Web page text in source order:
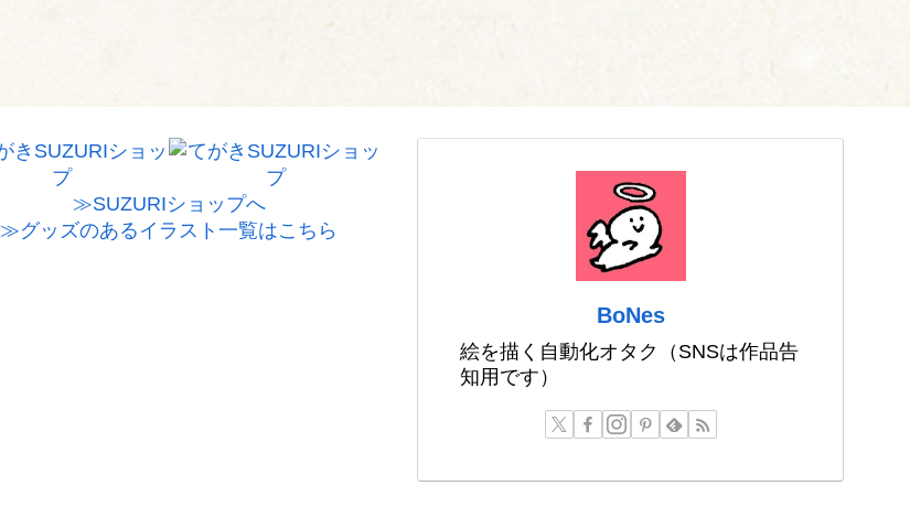
≫SUZURIショップへ
≫グッズのあるイラスト一覧はこちら
BoNes
絵を描く自動化オタク（SNSは作品告
知用です）